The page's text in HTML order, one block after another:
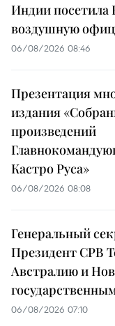
Индии посетила
воздушную
06/08/2026 08:46
Презентация
издания
произведений
Кастро Руса»
06/08/2026 08:08
Генеральный
Президент СРВ
Австралию и
06/08/2026 07:10